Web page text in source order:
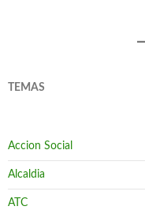
TEMAS
Accion Social
Alcaldia
ATC